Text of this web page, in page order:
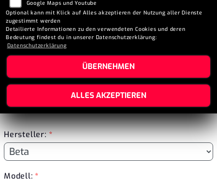
Wir besorgen's euch.
FAHRZEUGDATEN
Hersteller:*
Modell: *
Google Maps und Youtube
Optional kann mit Klick auf Alles akzeptieren der Nutzung aller Dienste
zugestimmt werden
Detailierte Informationen zu den verwendeten Cookies und deren
Bedeutung findest du in unserer Datenschutzerklärung:
Datenschutzerklärung
ÜBERNEHMEN
ALLES AKZEPTIEREN